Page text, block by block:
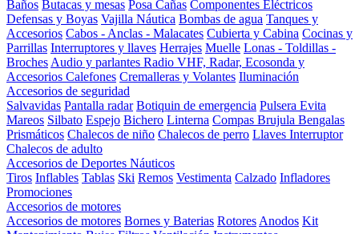
Baños Butacas y mesas Posa Cañas Componentes Eléctricos
Defensas y Boyas Vajilla Náutica Bombas de agua Tanques y
Accesorios Cabos - Anclas - Malacates Cubierta y Cabina Cocinas y
Parrillas Interruptores y llaves Herrajes Muelle Lonas - Toldillas -
Broches Audio y parlantes Radio VHF, Radar, Ecosonda y
Accesorios Calefones Cremalleras y Volantes Iluminación
Accesorios de seguridad
Salvavidas Pantalla radar Botiquin de emergencia Pulsera Evita
Mareos Silbato Espejo Bichero Linterna Compas Brujula Bengalas
Prismáticos Chalecos de niño Chalecos de perro Llaves Interruptor
Chalecos de adulto
Accesorios de Deportes Náuticos
Tiros Inflables Tablas Ski Remos Vestimenta Calzado Infladores
Promociones
Accesorios de motores
Accesorios de motores Bornes y Baterias Rotores Anodos Kit